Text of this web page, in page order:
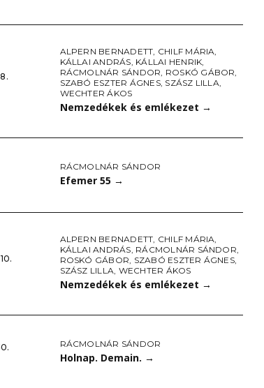
ALPERN BERNADETT, CHILF MÁRIA,
KÁLLAI ANDRÁS, KÁLLAI HENRIK,
RÁCMOLNÁR SÁNDOR, ROSKÓ GÁBOR,
SZABÓ ESZTER ÁGNES, SZÁSZ LILLA,
WECHTER ÁKOS
Nemzedékek és emlékezet →
RÁCMOLNÁR SÁNDOR
Efemer 55 →
ALPERN BERNADETT, CHILF MÁRIA,
KÁLLAI ANDRÁS, RÁCMOLNÁR SÁNDOR,
ROSKÓ GÁBOR, SZABÓ ESZTER ÁGNES,
SZÁSZ LILLA, WECHTER ÁKOS
Nemzedékek és emlékezet →
RÁCMOLNÁR SÁNDOR
Holnap. Demain. →